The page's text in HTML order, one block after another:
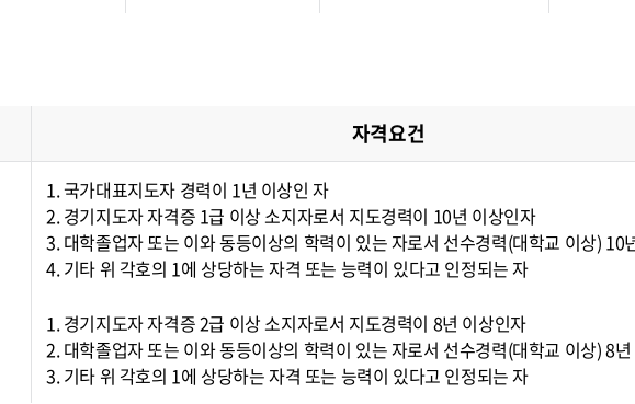
자격요건
1. 국가대표지도자 경력이 1년 이상인 자
2. 경기지도자 자격증 1급 이상 소지자로서 지도경력이 10년 이상인자
3. 대학졸업자 또는 이와 동등이상의 학력이 있는 자로서 선수경력(대학교 이상) 10
4. 기타 위 각호의 1에 상당하는 자격 또는 능력이 있다고 인정되는 자
1. 경기지도자 자격증 2급 이상 소지자로서 지도경력이 8년 이상인자
2. 대학졸업자 또는 이와 동등이상의 학력이 있는 자로서 선수경력(대학교 이상) 8
3. 기타 위 각호의 1에 상당하는 자격 또는 능력이 있다고 인정되는 자